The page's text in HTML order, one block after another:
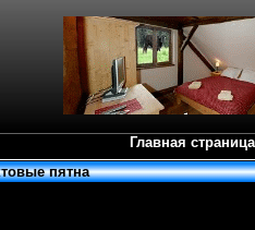
Главная страница
пятна